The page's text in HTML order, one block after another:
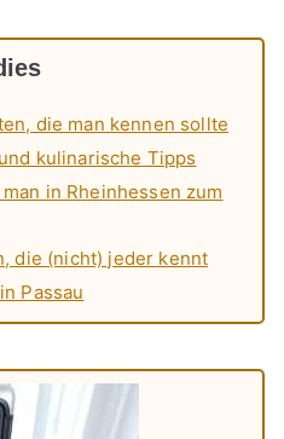
die man kennen sollte
kulinarische Tipps
in Rheinhessen zum
die (nicht) jeder kennt
Passau